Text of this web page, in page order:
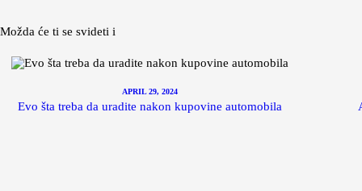
Možda će ti se svideti i
APRIL 29, 2024
Evo šta treba da uradite nakon kupovine automobila